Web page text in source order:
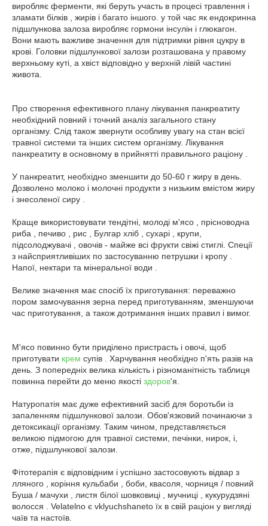
виробляє ферменти, які беруть участь в процесі травлення і
зламати білків , жирів і багато іншого. у той час як ендокринна
підшлункова залоза виробляє гормони інсулін і глюкагон.
Вони мають важливе значення для підтримки рівня цукру в
крові. Головки підшлункової залози розташована у правому
верхньому куті, а хвіст відповідно у верхній лівій частині
живота.
Про створення ефективного плану лікування панкреатиту
необхідний повний і точний аналіз загального стану
організму. Слід також звернути особливу увагу на стан всієї
травної системи та інших систем організму. Лікування
панкреатиту в основному в прийнятті правильного раціону .
У панкреатит, необхідно зменшити до 50-60 г жиру в день.
Дозволено молоко і молочні продукти з низьким вмістом жиру
і знесоленої сиру .
Краще використовувати тендітні, молоді м'ясо , прісноводна
риба , печиво , рис , Булгар хліб , сухарі , крупи,
підсолоджувачі , овочів - майже всі фрукти свіжі стиглі. Спеції
з найсприятливіших по застосуванню петрушки і кропу .
Напої, нектари та мінеральної води .
Велике значення має спосіб їх приготування: переважно
пором замочування зерна перед приготуванням, зменшуючи
час приготування, а також дотримання інших правил і вимог.
М'ясо повинно бути приділено пристрасть і овочі, щоб
приготувати крем супів . Харчування необхідно п'ять разів на
день. З попередніх велика кількість і різноманітність таблиця
повинна перейти до меню якості здоров'я.
Натуропатія має дуже ефективний засіб для боротьби із
запаленням підшлункової залози. Обов'язковий починаючи з
детоксикації організму. Таким чином, представляється
великою підмогою для травної системи, печінки, нирок, і,
отже, підшлункової залози.
Фітотерапія є відповідним і успішно застосовують відвар з
лляного , коріння кульбаби , боби, квасоля, чорниця / повний
Буша / мачухи , листя білої шовковиці , мучниці , кукурудзяні
волосся . Velatelno є vklyuchshaneto їх в свій раціон у вигляді
чаїв та настоїв.